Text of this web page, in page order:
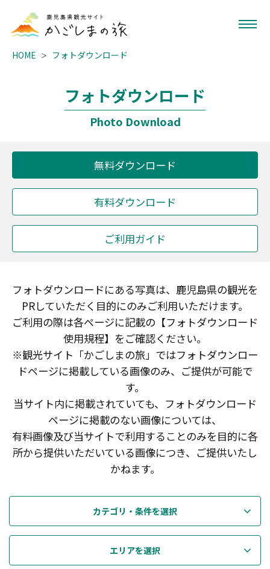
HOME フォトダウンロード
フォトダウンロード
Photo Download
無料ダウンロード
有料ダウンロード
ご利用ガイド
フォトダウンロードにある写真は、鹿児島県の観光を
PRしていただく目的にのみご利用いただけます。
ご利用の際は各ページに記載の【フォトダウンロード
使用規程】をご確認ください。
※観光サイト「かごしまの旅」ではフォトダウンロー
ドページに掲載している画像のみ、ご提供が可能で
す。
当サイト内に掲載されていても、フォトダウンロード
ページに掲載のない画像については、
有料画像及び当サイトで利用することのみを目的に各
所から提供いただいている画像につき、ご提供いたし
かねます。
カテゴリ・条件を選択
エリアを選択